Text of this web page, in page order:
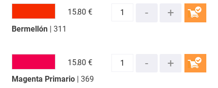
Bermellón| 311
15.80 €
Magenta Primario| 369
15.80 €